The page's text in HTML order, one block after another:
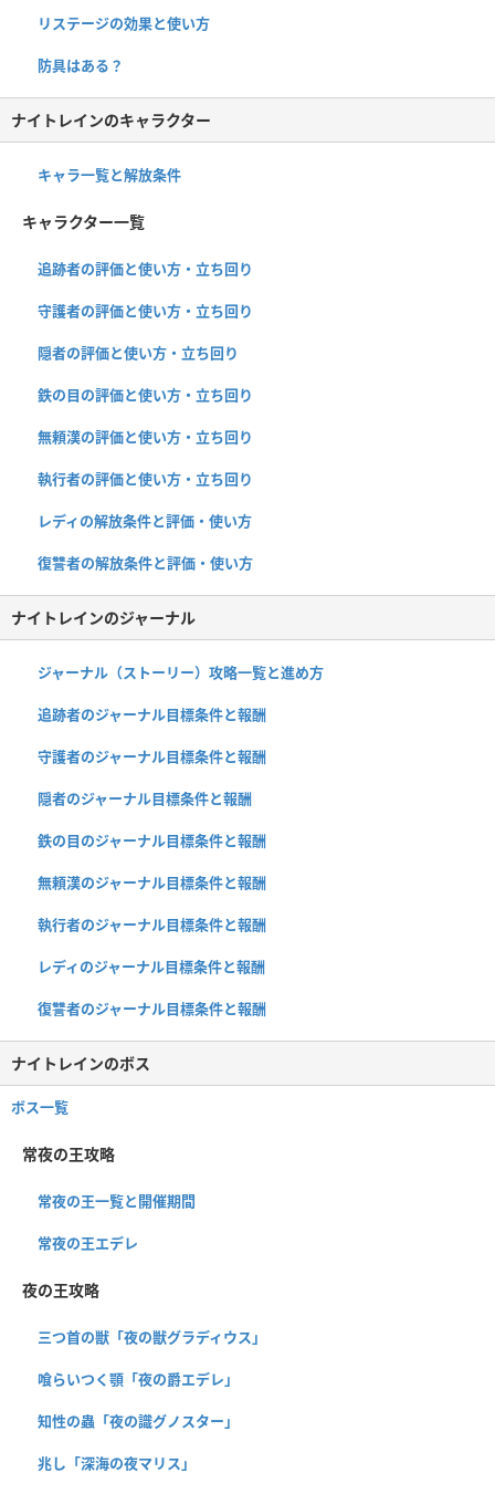
リステージの効果と使い方
防具はある？
ナイトレインのキャラクター
キャラ一覧と解放条件
キャラクター一覧
追跡者の評価と使い方・立ち回り
守護者の評価と使い方・立ち回り
隠者の評価と使い方・立ち回り
鉄の目の評価と使い方・立ち回り
無頼漢の評価と使い方・立ち回り
執行者の評価と使い方・立ち回り
レディの解放条件と評価・使い方
復讐者の解放条件と評価・使い方
ナイトレインのジャーナル
ジャーナル（ストーリー）攻略一覧と進め方
追跡者のジャーナル目標条件と報酬
守護者のジャーナル目標条件と報酬
隠者のジャーナル目標条件と報酬
鉄の目のジャーナル目標条件と報酬
無頼漢のジャーナル目標条件と報酬
執行者のジャーナル目標条件と報酬
レディのジャーナル目標条件と報酬
復讐者のジャーナル目標条件と報酬
ナイトレインのボス
ボス一覧
常夜の王攻略
常夜の王一覧と開催期間
常夜の王エデレ
夜の王攻略
三つ首の獣「夜の獣グラディウス」
喰らいつく顎「夜の爵エデレ」
知性の蟲「夜の識グノスター」
兆し「深海の夜マリス」